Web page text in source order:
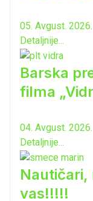
05. Avgust. 2026.
Detaljnije...
Barska
filma
04. Avgust. 2026.
Detaljnije...
Nautičari,
vas!!!!!